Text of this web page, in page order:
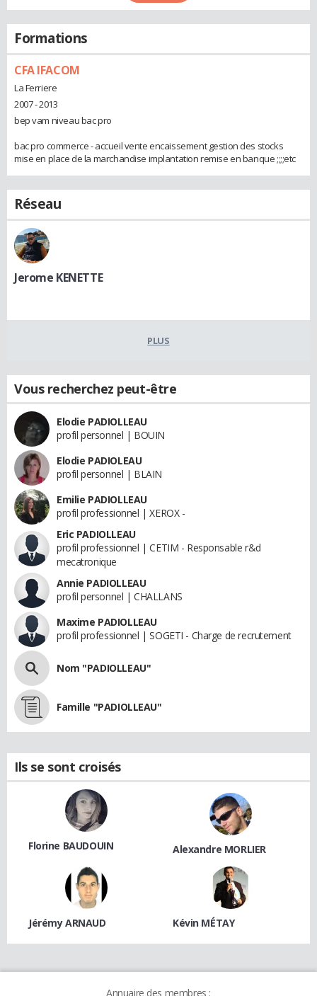
Formations
CFA IFACOM
La Ferriere
2007 - 2013
bep vam niveau bac pro
bac pro commerce - accueil vente encaissement gestion des stocks
mise en place de la marchandise implantation remise en banque ;;;;etc
Réseau
Jerome KENETTE
PLUS
Vous recherchez peut-être
Elodie PADIOLLEAU
profil personnel | BOUIN
Elodie PADIOLEAU
profil personnel | BLAIN
Emilie PADIOLLEAU
profil professionnel | XEROX -
Eric PADIOLLEAU
profil professionnel | CETIM - Responsable r&d
mecatronique
Annie PADIOLLEAU
profil personnel | CHALLANS
Maxime PADIOLLEAU
profil professionnel | SOGETI - Charge de recrutement
Nom "PADIOLLEAU"
Famille "PADIOLLEAU"
Ils se sont croisés
Florine BAUDOUIN Alexandre MORLIER
Jérémy ARNAUD Kévin MÉTAY
Annuaire des membres :